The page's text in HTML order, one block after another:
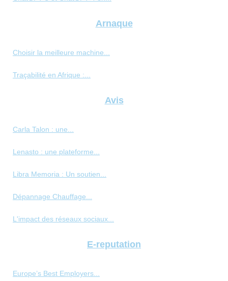
Arnaque
Choisir la meilleure machine...
Traçabilité en Afrique :...
Avis
Carla Talon : une...
Lenasto : une plateforme...
Libra Memoria : Un soutien...
Dépannage Chauffage...
L'impact des réseaux sociaux...
E-reputation
Europe’s Best Employers...